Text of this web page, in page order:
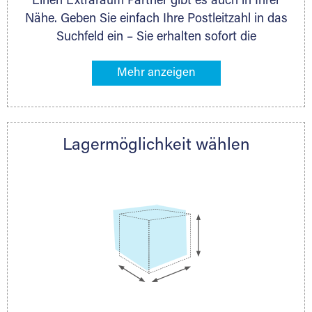
Lagerlösungen sind möglich.
Nähe. Geben Sie einfach Ihre Postleitzahl in das
Suchfeld ein – Sie erhalten sofort die
Lagermöglichkeiten in Ihrer Nähe. An zahlreichen
direkt online mieten. Gibt es Extraraum noch
nächstgelegenen Partner und besprechen alles
Lagermöglichkeit wählen